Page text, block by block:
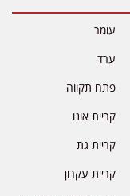
עומר
ערד
פתח תקווה
קריית אונו
קריית גת
קריית עקרון